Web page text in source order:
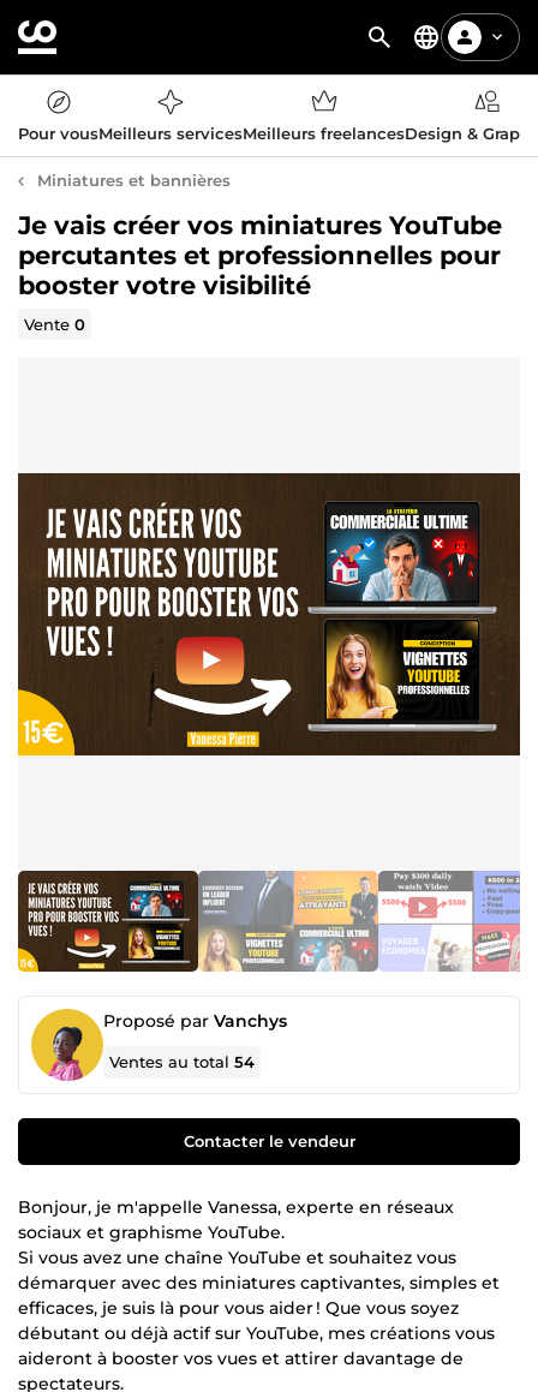
Pour vousMeilleurs servicesMeilleurs freelancesDesign &
Miniatures et bannières
Je vais créer vos miniatures YouTube
percutantes et professionnelles pour
booster votre visibilité
Vente0
Proposé par Vanchys
Ventes au total54
Contacter le vendeur
Bonjour, je m'appelle Vanessa, experte en réseaux
sociaux et graphisme YouTube.
Si vous avez une chaîne YouTube et souhaitez vous
démarquer avec des miniatures captivantes, simples et
efficaces, je suis là pour vous aider ! Que vous soyez
débutant ou déjà actif sur YouTube, mes créations vous
aideront à booster vos vues et attirer davantage de
spectateurs.